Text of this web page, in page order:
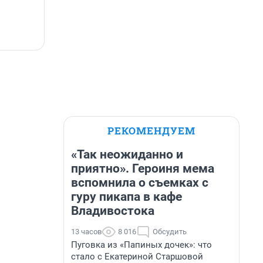
РЕКОМЕНДУЕМ
«Так неожиданно и
приятно». Героиня мема
вспомнила о съемках с
гуру пикапа в кафе
Владивостока
13 часов 8 016 Обсудить
Пуговка из «Папиных дочек»: что
стало с Екатериной Старшовой